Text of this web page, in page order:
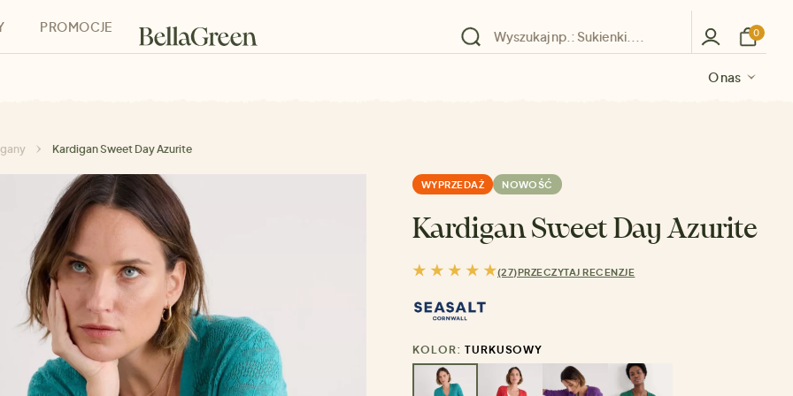
O nas
O nas
O nas
PROMOCJE
O nas
0
Kardigan Sweet Day Azurite
WYPRZEDAŻ NOWOŚĆ
Kardigan Sweet Day Azurite
(27)PRZECZYTAJ RECENZJE
KOLOR: TURKUSOWY